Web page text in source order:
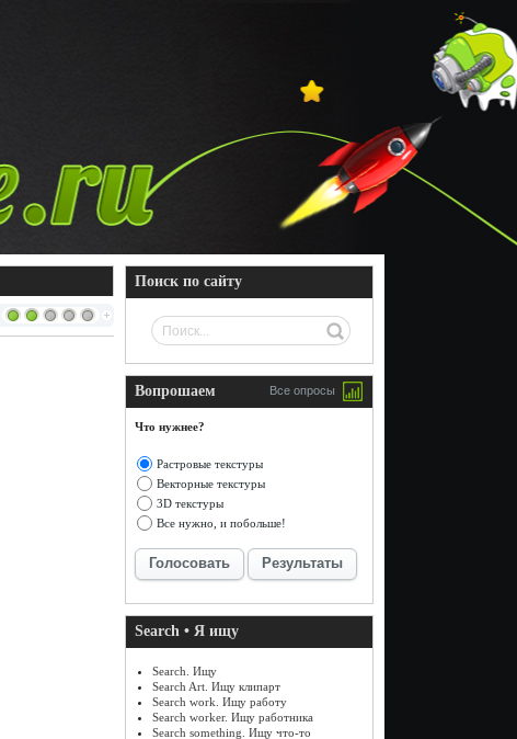
Поиск по сайту
Вопрошаем Все опросы
Что нужнее?
Растровые текстуры
Векторные текстуры
3D текстуры
Все нужно, и побольше!
Голосовать Результаты
Search • Я ищу
Search. Ищу
Search Art. Ищу клипарт
Search work. Ищу работу
Search worker. Ищу работника
Search something. Ищу что-то